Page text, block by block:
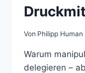
Von Philipp Human
Warum
delegieren –